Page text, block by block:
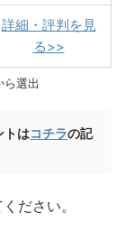
詳細・評判を見
る>>
ら選出
トはコチラの記
ださい。